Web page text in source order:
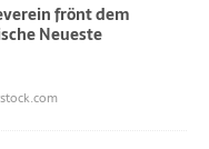
frönt dem
Neueste